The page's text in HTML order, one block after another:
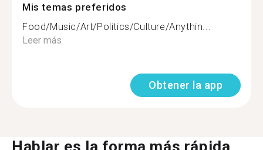
Mis temas preferidos
Food/Music/Art/Politics/Culture/Anythin...
Leer más
Obtener la app
Hablar es la forma más rápida